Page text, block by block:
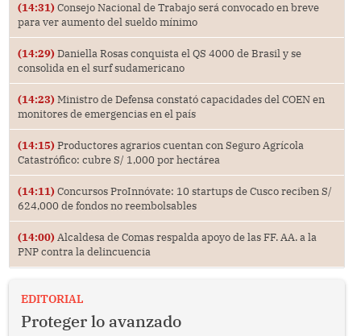
(14:31) Consejo Nacional de Trabajo será convocado en breve
para ver aumento del sueldo mínimo
(14:29) Daniella Rosas conquista el QS 4000 de Brasil y se
consolida en el surf sudamericano
(14:23) Ministro de Defensa constató capacidades del COEN en
monitores de emergencias en el país
(14:15) Productores agrarios cuentan con Seguro Agrícola
Catastrófico: cubre S/ 1,000 por hectárea
(14:11) Concursos ProInnóvate: 10 startups de Cusco reciben S/
624,000 de fondos no reembolsables
(14:00) Alcaldesa de Comas respalda apoyo de las FF. AA. a la
PNP contra la delincuencia
EDITORIAL
Proteger lo avanzado